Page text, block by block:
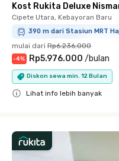
Kost Rukita Deluxe
Cipete Utara, Kebayoran Baru
390 m dari Stasiun MRT
mulai dari Rp6.236.000
-4% Rp5.976.000 /bulan
Diskon sewa min. 12 Bulan
Lihat info lebih banyak